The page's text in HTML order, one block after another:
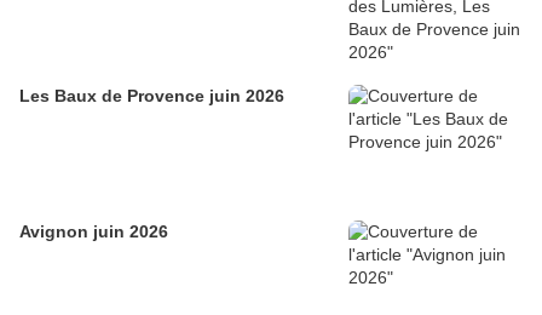
Les Baux de Provence juin 2026
Avignon juin 2026